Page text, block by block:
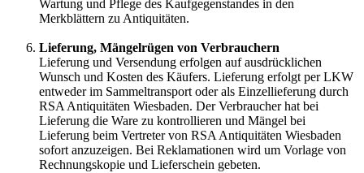
Wartung und Pflege des Kaufgegenstandes in den
Merkblättern zu Antiquitäten.
Lieferung, Mängelrügen von Verbrauchern
Lieferung und Versendung erfolgen auf ausdrücklichen
Wunsch und Kosten des Käufers. Lieferung erfolgt per LKW
entweder im Sammeltransport oder als Einzellieferung durch
RSA Antiquitäten Wiesbaden. Der Verbraucher hat bei
Lieferung die Ware zu kontrollieren und Mängel bei
Lieferung beim Vertreter von RSA Antiquitäten Wiesbaden
sofort anzuzeigen. Bei Reklamationen wird um Vorlage von
Rechnungskopie und Lieferschein gebeten.